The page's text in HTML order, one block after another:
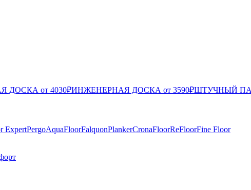
ДОСКА от 4030₽ИНЖЕНЕРНАЯ ДОСКА от 3590₽ШТУЧНЫЙ
ExpertPergoAquaFloorFalquonPlankerCronaFloorReFloorFine Floor